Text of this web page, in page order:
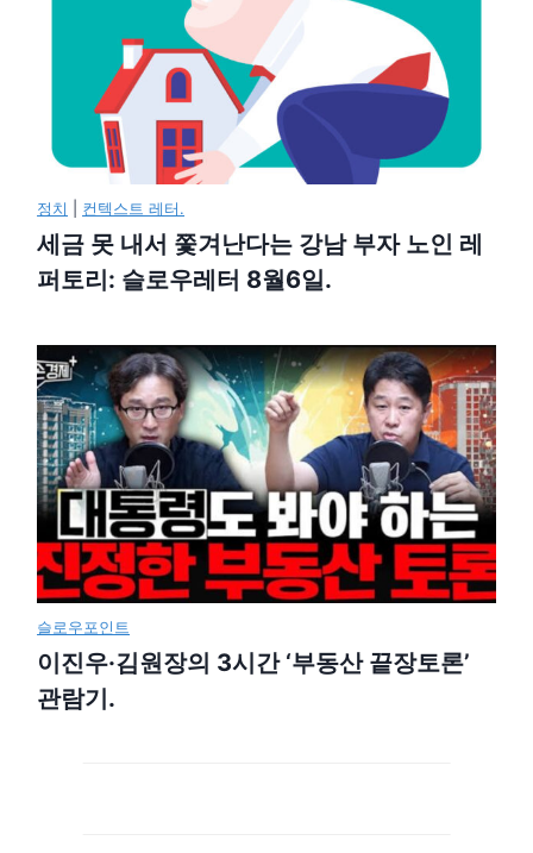
정치 컨텍스트 레터.
세금 못 내서 쫓겨난다는 강남 부자 노인 레
퍼토리: 슬로우레터 8월6일.
슬로우포인트
이진우·김원장의 3시간 ‘부동산 끝장토론’
관람기.